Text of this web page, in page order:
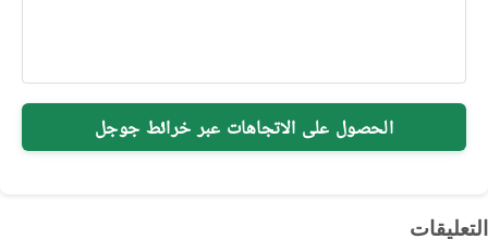
الحصول على الاتجاهات عبر خرائط جوجل
التعليقات